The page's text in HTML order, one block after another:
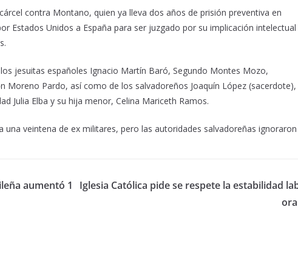
contra Montano, quien ya lleva dos años de prisión preventiva en
Estados Unidos a España para ser juzgado por su implicación intelectual
jesuitas españoles Ignacio Martín Baró, Segundo Montes Mozo,
Moreno Pardo, así como de los salvadoreños Joaquín López (sacerdote),
Julia Elba y su hija menor, Celina Mariceth Ramos.
una veintena de ex militares, pero las autoridades salvadoreñas ignoraron
aumentó 1
Iglesia Católica pide se respete la estabilidad